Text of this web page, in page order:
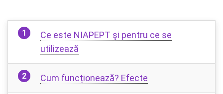
Ce este NIAPEPT şi pentru ce se
utilizează
Cum funcționează? Efecte